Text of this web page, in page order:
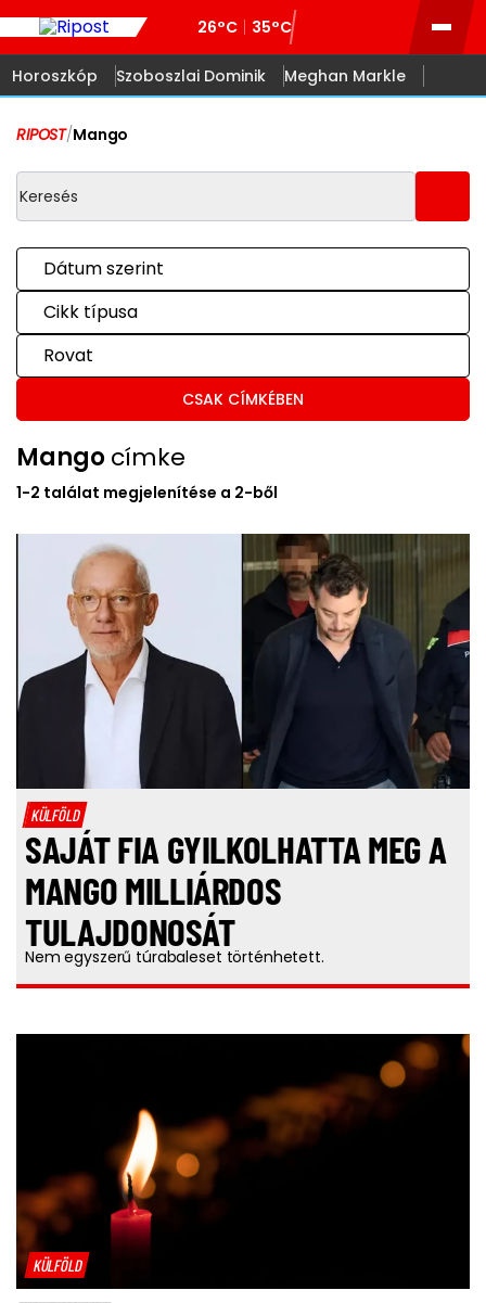
26°C 35°C
Horoszkóp Szoboszlai Dominik Meghan Markle
RIPOST/Mango
Dátum szerint
Cikk típusa
Rovat
CSAK CÍMKÉBEN
Mangocímke
1-2 találat megjelenítése a 2-ből
KÜLFÖLD
SAJÁT FIA GYILKOLHATTA MEG A
MANGO MILLIÁRDOS
TULAJDONOSÁT
Nem egyszerű túrabaleset történhetett.
KÜLFÖLD